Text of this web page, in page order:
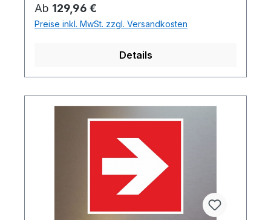
Regulärer Preis:
Ab 129,96 €
Preise inkl. MwSt. zzgl. Versandkosten
Details